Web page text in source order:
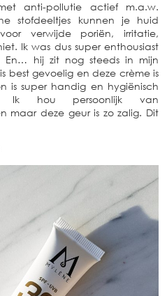
anti-pollutie actief m.a.w.
stofdeeltjes kunnen je huid
verwijde poriën, irritatie,
Ik was dus super enthousiast
hij zit nog steeds in mijn
best gevoelig en deze crème is
is super handig en hygiënisch
Ik hou persoonlijk van
maar deze geur is zo zalig. Dit